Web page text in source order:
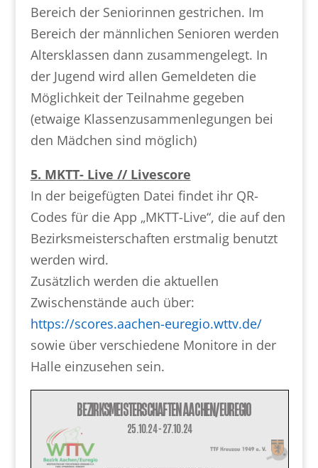
Bereich der Seniorinnen gestrichen. Im
Bereich der männlichen Senioren werden
Altersklassen dann zusammengelegt. In
der Jugend wird allen Gemeldeten die
Möglichkeit der Teilnahme gegeben
(etwaige Klassenzusammenlegungen bei
den Mädchen sind möglich)
5. MKTT- Live // Livescore
In der beigefügten Datei findet ihr QR-
Codes für die App „MKTT-Live“, die auf den
Bezirksmeisterschaften erstmalig benutzt
werden wird.
Zusätzlich werden die aktuellen
Zwischenstände auch über:
https://scores.aachen-euregio.wttv.de/
sowie über verschiedene Monitore in der
Halle einzusehen sein.